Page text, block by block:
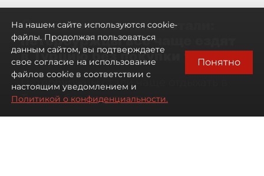
Самостоятельными стали:
петербуржцы всё чаще ездят
в Турцию без покупки туров
Петербуржцы стали чаще отдыхать в
Турции без покупки туров
На нашем сайте используются cookie-
файлы. Продолжая пользоваться
данным сайтом, вы подтверждаете
свое согласие на использование
файлов cookie в соответствии с
настоящим уведомлением и
Политикой о конфиденциальности.
Понятно